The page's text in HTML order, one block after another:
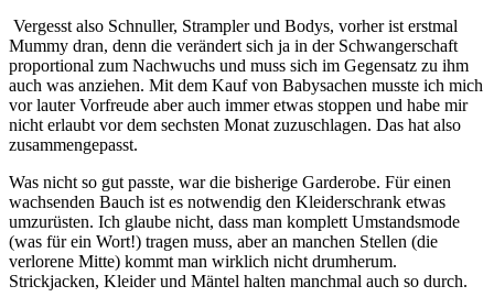
Vergesst also Schnuller, Strampler und Bodys, vorher ist erstmal
Mummy dran, denn die verändert sich ja in der Schwangerschaft
proportional zum Nachwuchs und muss sich im Gegensatz zu ihm
auch was anziehen. Mit dem Kauf von Babysachen musste ich mich
vor lauter Vorfreude aber auch immer etwas stoppen und habe mir
nicht erlaubt vor dem sechsten Monat zuzuschlagen. Das hat also
zusammengepasst.
Was nicht so gut passte, war die bisherige Garderobe. Für einen
wachsenden Bauch ist es notwendig den Kleiderschrank etwas
umzurüsten. Ich glaube nicht, dass man komplett Umstandsmode
(was für ein Wort!) tragen muss, aber an manchen Stellen (die
verlorene Mitte) kommt man wirklich nicht drumherum.
Strickjacken, Kleider und Mäntel halten manchmal auch so durch.